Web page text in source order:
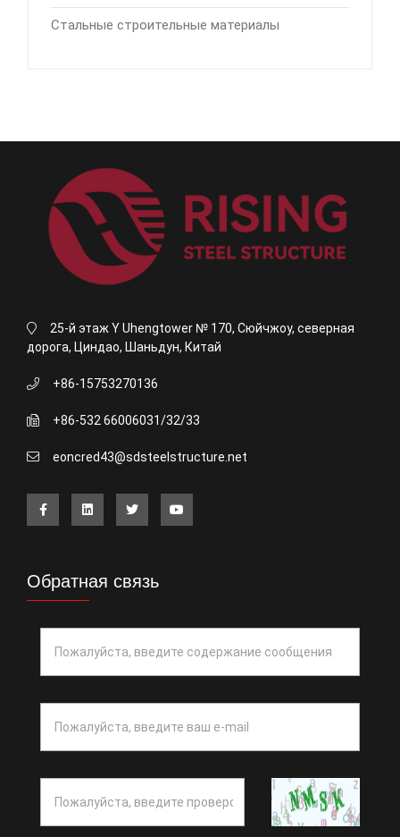
Стальные строительные материалы
25-й этаж Y Uhengtower № 170, Сюйчжоу, северная
дорога, Циндао, Шаньдун, Китай
+86-15753270136
+86-532 66006031/32/33
eoncred43@sdsteelstructure.net
Обратная связь